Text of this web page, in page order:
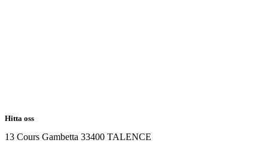
Hitta oss
13 Cours Gambetta 33400 TALENCE